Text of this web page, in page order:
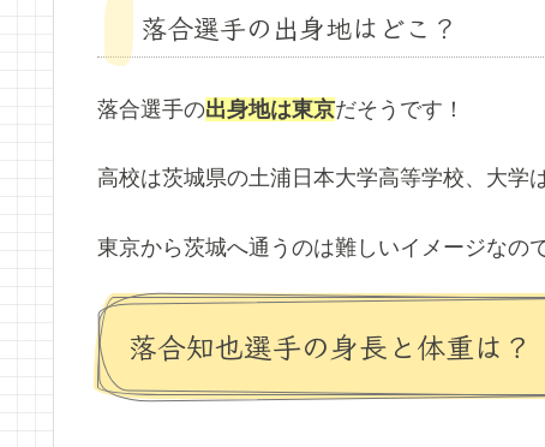
落合選手の出身地はどこ？
落合選手の出身地は東京だそうです！
高校は茨城県の土浦日本大学高等学校、大学
東京から茨城へ通うのは難しいイメージなの
落合知也選手の身長と体重は？